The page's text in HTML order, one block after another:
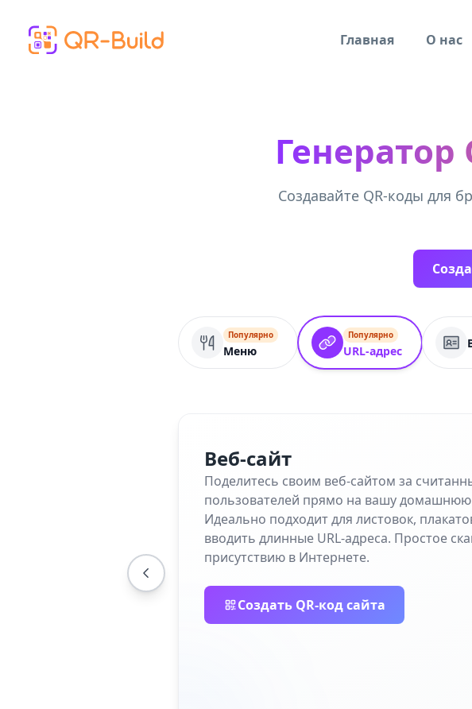
Главная
О нас
Генератор
Создавайте QR-коды для
Популярно
Меню
Популярно
URL-адрес
Веб-сайт
Поделитесь своим веб-сайтом за
пользователей прямо на вашу домашнюю
Идеально подходит для листовок,
вводить длинные URL-адреса. Простое
присутствию в Интернете.
Создать QR-код сайта